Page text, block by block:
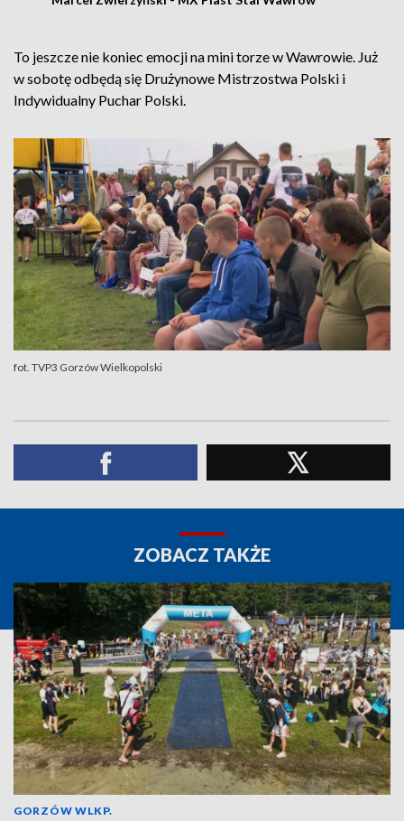
To jeszcze nie koniec emocji na mini torze w Wawrowie. Już
w sobotę odbędą się Drużynowe Mistrzostwa Polski i
Indywidualny Puchar Polski.
fot. TVP3 Gorzów Wielkopolski
ZOBACZ TAKŻE
GORZÓW WLKP.